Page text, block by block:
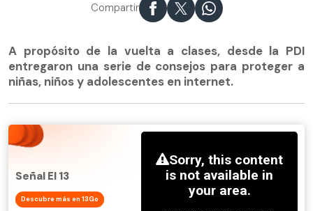
Compartir
A propósito de la vuelta a clases, desde la PDI
entregaron una serie de consejos para proteger a
niñas, niños y adolescentes en internet.
Señal El 13
Descubre más en 13Go